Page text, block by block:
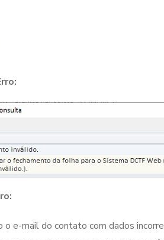
o e-mail do contato com dados